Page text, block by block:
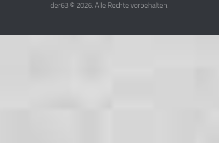
der63 © 2026. Alle Rechte vorbehalten.